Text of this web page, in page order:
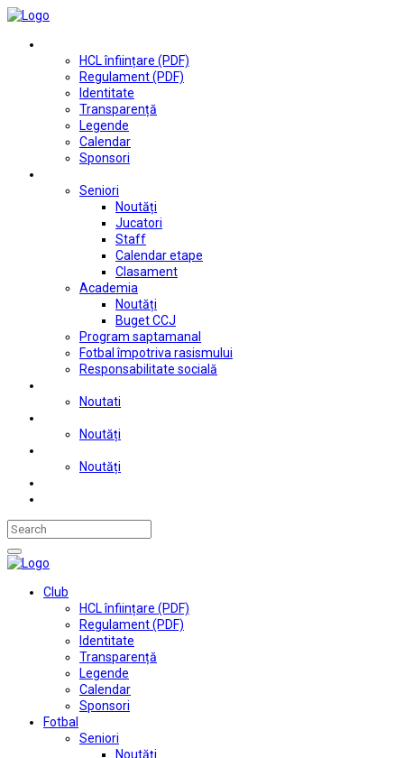
HCL înființare (PDF)
Regulament (PDF)
Identitate
Transparență
Legende
Calendar
Sponsori
Seniori
Noutăți
Jucatori
Staff
Calendar etape
Clasament
Academia
Noutăți
Buget CCJ
Program saptamanal
Fotbal împotriva rasismului
Responsabilitate socială
Noutati
Noutăți
Noutăți
Club
HCL înființare (PDF)
Regulament (PDF)
Identitate
Transparență
Legende
Calendar
Sponsori
Fotbal
Seniori
Noutăți